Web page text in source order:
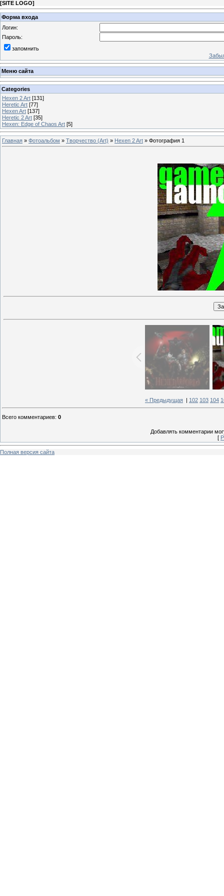
[SITE LOGO]
Форма входа
Логин:
Пароль:
запомнить
Меню сайта
Categories
Hexen 2 Art [131]
Heretic Art [77]
Hexen Art [137]
Heretic 2 Art [35]
Hexen: Edge of Chaos Art [5]
Главная » Фотоальбом » Творчество (Art) » Hexen 2 Art » Фотография 1
« Предыдущая 102 103 104
Всего комментариев: 0
Добавлять комментарии
[
Полная версия сайта